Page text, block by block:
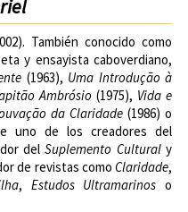
También conocido como
y ensayista caboverdiano,
(1963), Uma Introdução à
Ambrósio (1975), Vida e
da Claridade (1986) o
uno de los creadores del
delSuplemento Culturaly
de revistas comoClaridade,
, Estudos Ultramarinos o